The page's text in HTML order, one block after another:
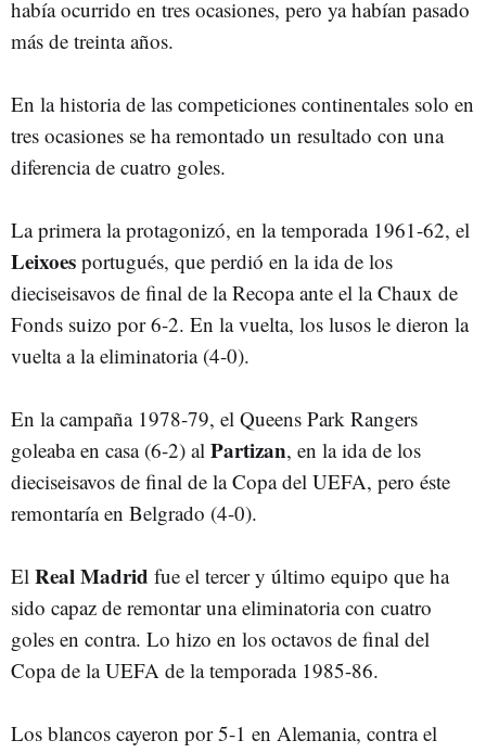
había ocurrido en tres ocasiones, pero ya habían pasado
más de treinta años.
En la historia de las competiciones continentales solo en
tres ocasiones se ha remontado un resultado con una
diferencia de cuatro goles.
La primera la protagonizó, en la temporada 1961-62, el
Leixoes portugués, que perdió en la ida de los
dieciseisavos de final de la Recopa ante el la Chaux de
Fonds suizo por 6-2. En la vuelta, los lusos le dieron la
vuelta a la eliminatoria (4-0).
En la campaña 1978-79, el Queens Park Rangers
goleaba en casa (6-2) al Partizan, en la ida de los
dieciseisavos de final de la Copa del UEFA, pero éste
remontaría en Belgrado (4-0).
El Real Madrid fue el tercer y último equipo que ha
sido capaz de remontar una eliminatoria con cuatro
goles en contra. Lo hizo en los octavos de final del
Copa de la UEFA de la temporada 1985-86.
Los blancos cayeron por 5-1 en Alemania, contra el